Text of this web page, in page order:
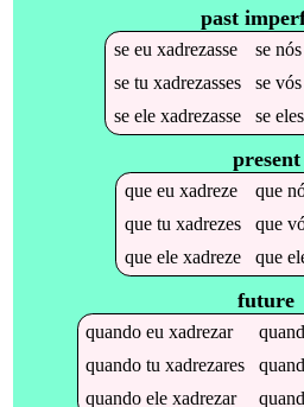
past
se eu xadrezasse se nós
se tu xadrezasses se vós
se ele xadrezasse se eles
present
que eu xadreze que
que tu xadrezes que
que ele xadreze que
future
quandoeuxadrezar
quandotuxadrezares
quandoelexadrezar